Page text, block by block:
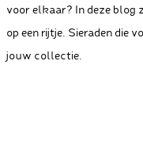
voor elkaar? In deze blog
op een rijtje. Sieraden die
jouw collectie.